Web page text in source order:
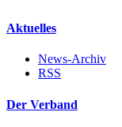
Aktuelles
News-Archiv
RSS
Der Verband